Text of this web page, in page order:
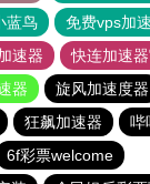
蓝鸟
免费vps加
速器
快连加速
器 旋风加速度器
狂飙加速器 哔
6f彩票welcome